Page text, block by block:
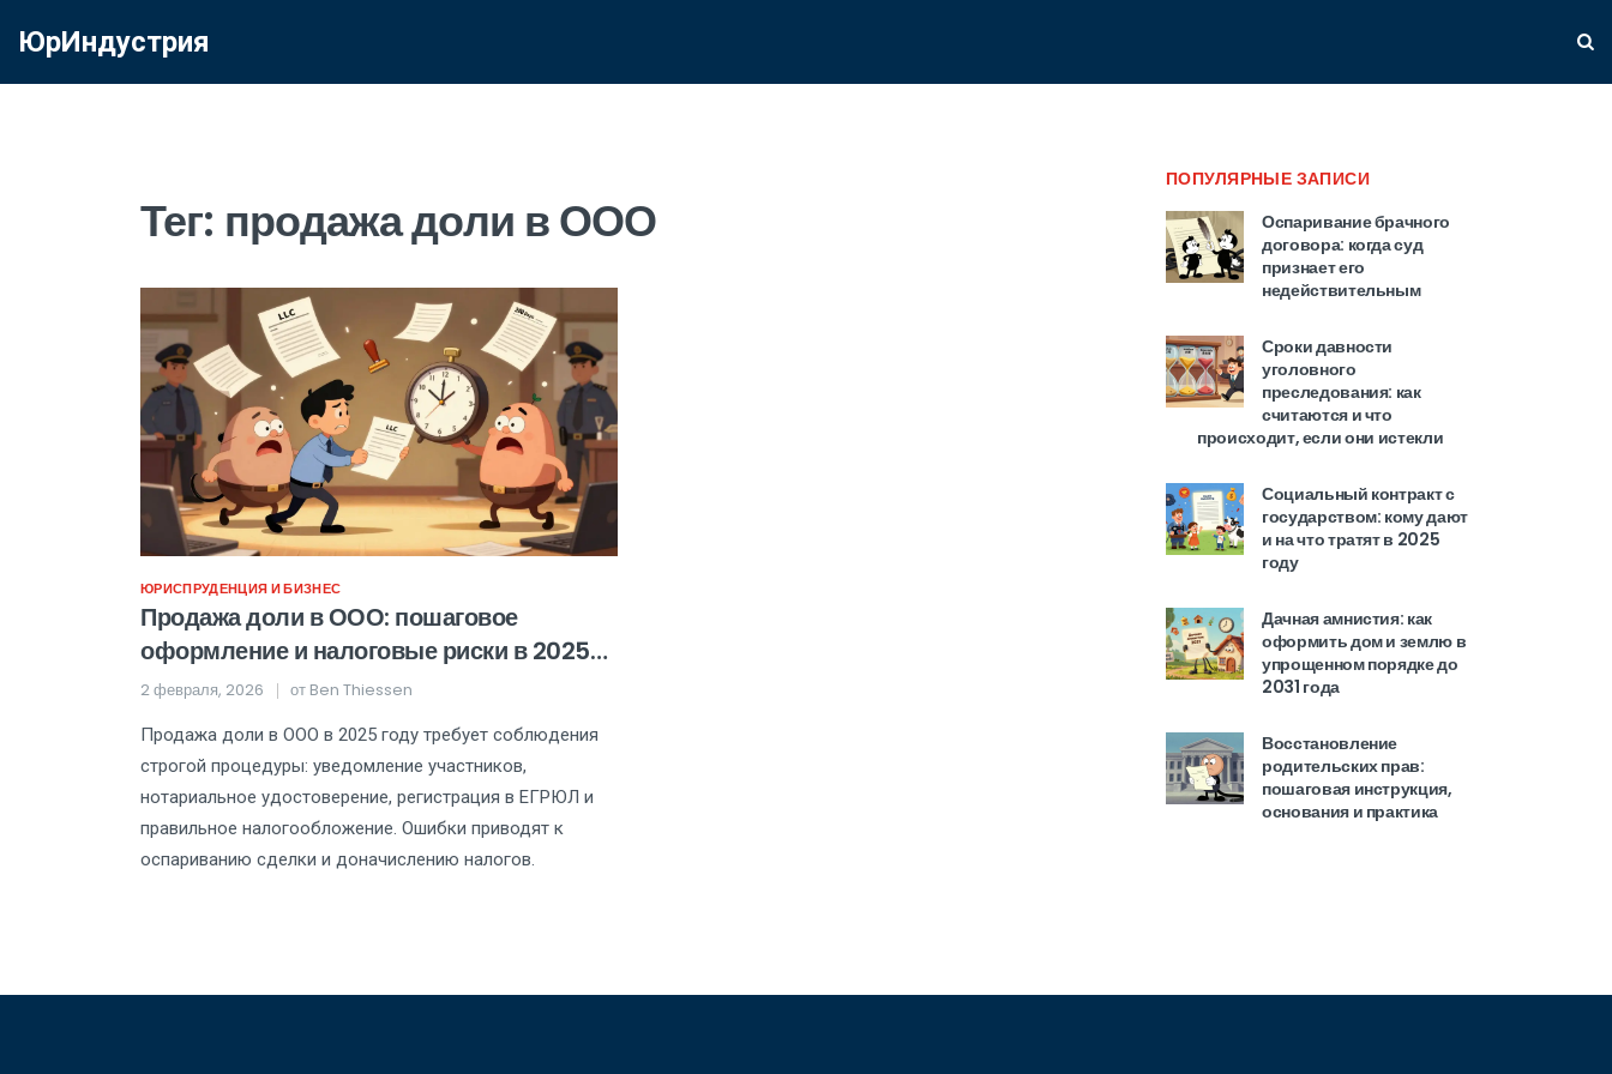
ЮрИндустрия
Тег: продажа доли в ООО
ЮРИСПРУДЕНЦИЯ И БИЗНЕС
Продажа доли в ООО: пошаговое
оформление и налоговые риски в 2025
году
2 февраля, 2026 от Ben Thiessen
Продажа доли в ООО в 2025 году требует соблюдения
строгой процедуры: уведомление участников,
нотариальное удостоверение, регистрация в ЕГРЮЛ и
правильное налогообложение. Ошибки приводят к
оспариванию сделки и доначислению налогов.
ПОПУЛЯРНЫЕ ЗАПИСИ
Оспаривание брачного
договора: когда суд
признает его
недействительным
Сроки давности
уголовного
преследования: как
считаются и что
происходит, если они истекли
Социальный контракт с
государством: кому дают
и на что тратят в 2025
году
Дачная амнистия: как
оформить дом и землю в
упрощенном порядке до
2031 года
Восстановление
родительских прав:
пошаговая инструкция,
основания и практика